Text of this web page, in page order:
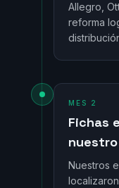
Allegro,
reforma
MES 2
Fichas
Nuestros